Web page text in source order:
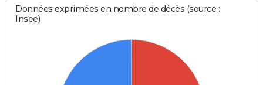
Données exprimées en nombre de décès (source :
Insee)